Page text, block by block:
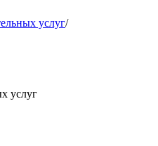
услуг/
услуг